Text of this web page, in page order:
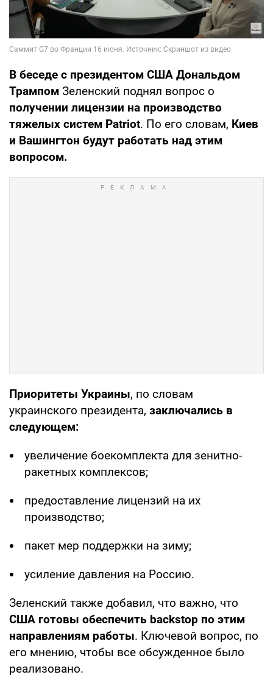
В беседе с президентом США Дональдом
Трампом Зеленский поднял вопрос о
получении лицензии на производство
тяжелых систем Patriot. По его словам, Киев
и Вашингтон будут работать над этим
вопросом.
Приоритеты Украины, по словам
украинского президента, заключались в
следующем:
увеличение боекомплекта для зенитно-
ракетных комплексов;
предоставление лицензий на их
производство;
пакет мер поддержки на зиму;
усиление давления на Россию.
Зеленский также добавил, что важно, что
США готовы обеспечить backstop по этим
направлениям работы. Ключевой вопрос, по
его мнению, чтобы все обсужденное было
реализовано.